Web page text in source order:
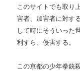
このサイトでも取り
害者、加害者に対す
して時にそういった
利すら、侵害する。
この京都の少年拳銃